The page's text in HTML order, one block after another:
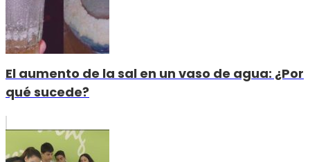
El aumento de la sal en un vaso de agua: ¿Por
qué sucede?